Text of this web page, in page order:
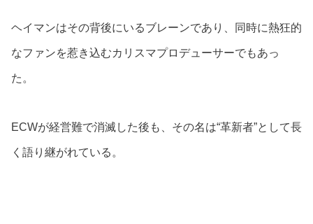
ヘイマンはその背後にいるブレーンであり、同時に熱狂的
なファンを惹き込むカリスマプロデューサーでもあっ
た。
ECWが経営難で消滅した後も、その名は“革新者”として長
く語り継がれている。